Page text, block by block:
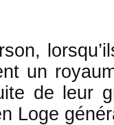
un
de leur
Loge